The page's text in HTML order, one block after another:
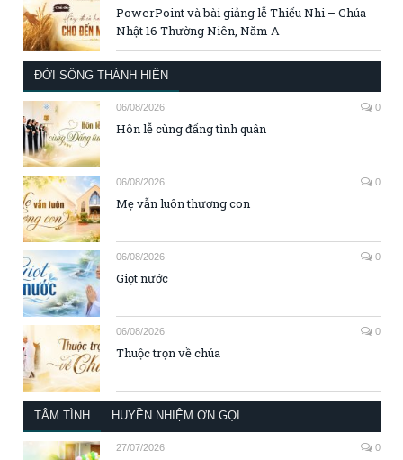
PowerPoint và bài giảng lễ Thiếu Nhi – Chúa
Nhật 16 Thường Niên, Năm A
ĐỜI SỐNG THÁNH HIẾN
06/08/2026 0
Hôn lễ cùng đấng tình quân
06/08/2026 0
Mẹ vẫn luôn thương con
06/08/2026 0
Giọt nước
06/08/2026 0
Thuộc trọn về chúa
TÂM TÌNH HUYỀN NHIỆM ƠN GỌI
27/07/2026 0